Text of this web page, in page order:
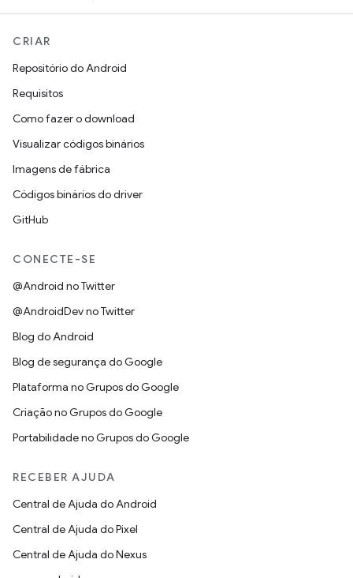
CRIAR
Repositório do Android
Requisitos
Como fazer o download
Visualizar códigos binários
Imagens de fábrica
Códigos binários do driver
GitHub
CONECTE-SE
@Android no Twitter
@AndroidDev no Twitter
Blog do Android
Blog de segurança do Google
Plataforma no Grupos do Google
Criação no Grupos do Google
Portabilidade no Grupos do Google
RECEBER AJUDA
Central de Ajuda do Android
Central de Ajuda do Pixel
Central de Ajuda do Nexus